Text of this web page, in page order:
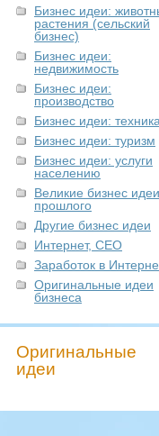
Бизнес идеи:
растения (сельский
бизнес)
Бизнес идеи:
недвижимость
Бизнес идеи:
производство
Бизнес идеи: техника
Бизнес идеи: туризм
Бизнес идеи: услуги
населению
Великие бизнес идеи
прошлого
Другие бизнес идеи
Интернет, СЕО
Заработок в
Оригинальные идеи
бизнеса
Оригинальные
идеи